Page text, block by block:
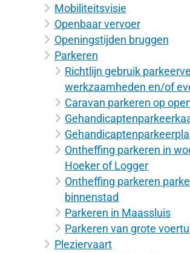
Mobiliteitsvisie
Openbaar vervoer
Openingstijden bruggen
Parkeren
Richtlijn gebruik
werkzaamheden en/of
Caravan parkeren op
Ontheffing parkeren in
Hoeker of Logger
Ontheffing parkeren
binnenstad
Parkeren in Maassluis
Parkeren van grote
Pleziervaart